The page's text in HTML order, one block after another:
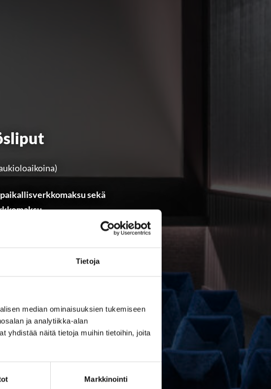
Tietoja
median ominaisuuksien tukemiseen
ja analytiikka-alan
yhdistää näitä tietoja muihin tietoihin, joita
Markkinointi
sekä
koskevissa asioissa.
varauksia.
ollessa valittuna!